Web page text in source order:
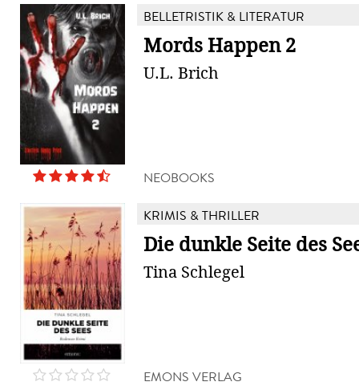
BELLETRISTIK & LITERATUR
Mords Happen 2
U.L. Brich
NEOBOOKS
KRIMIS & THRILLER
Die dunkle Seite des
Tina Schlegel
EMONS VERLAG